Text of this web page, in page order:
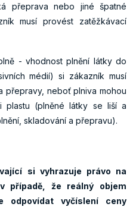
přeprava nebo jiné špatné
musí provést zatěžkávací
- vhodnost plnění látky do
médií) si zákazník musí
přepravy, neboť plniva mohou
plastu (plněné látky se liší a
skladování a přepravu).
si vyhrazuje právo na
případě, že reálný objem
odpovídat vyčíslení ceny